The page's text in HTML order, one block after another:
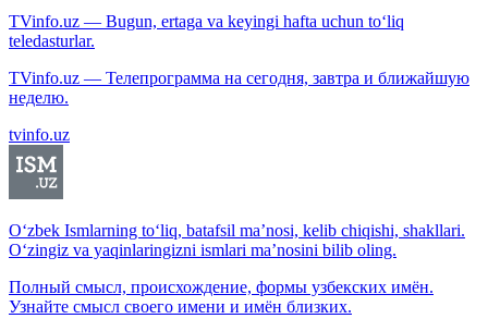
TVinfo.uz — Bugun, ertaga va keyingi hafta uchun to‘liq
teledasturlar.
TVinfo.uz — Телепрограмма на сегодня, завтра и ближайшую
неделю.
tvinfo.uz
O‘zbek Ismlarning to‘liq, batafsil ma’nosi, kelib chiqishi, shakllari.
O‘zingiz va yaqinlaringizni ismlari ma’nosini bilib oling.
Полный смысл, происхождение, формы узбекских имён.
Узнайте смысл своего имени и имён близких.